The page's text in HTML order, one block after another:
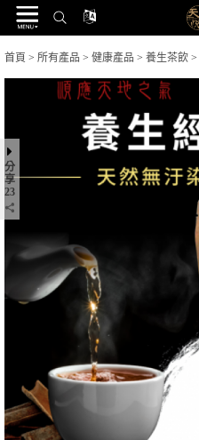
首頁 > 所有產品 > 健康產品 > 養生茶飲 >
分
享
23